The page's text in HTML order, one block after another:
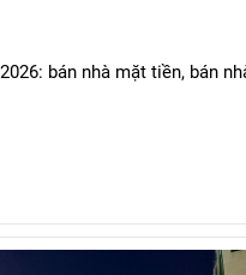
bán nhà mặt tiền, bán